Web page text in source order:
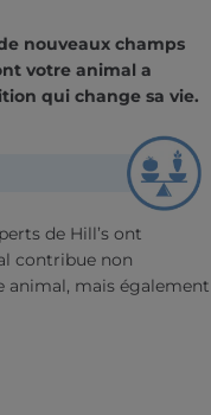
nouveaux champs
votre animal a
qui change sa vie.
de Hill’s ont
contribue non
animal, mais également